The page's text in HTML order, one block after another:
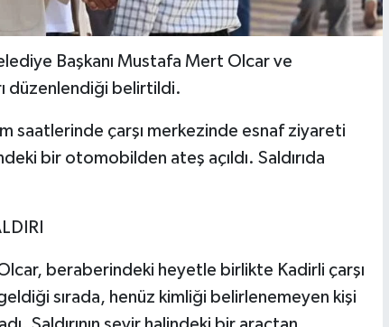
Başkanı Mustafa Mert Olcar ve
düzenlendiği belirtildi.
saatlerinde çarşı merkezinde esnaf ziyareti
bir otomobilden ateş açıldı. Saldırıda
beraberindeki heyetle birlikte Kadirli çarşı
sırada, henüz kimliği belirlenemeyen kişi